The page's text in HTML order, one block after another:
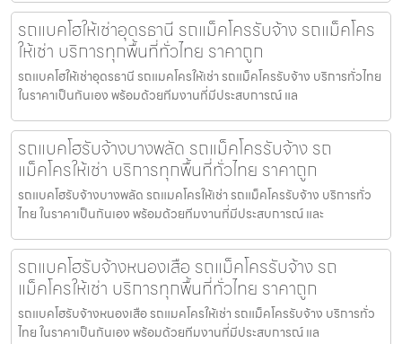
รถแบคโฮให้เช่าอุดรธานี รถแม็คโครรับจ้าง รถแม็คโคร
ให้เช่า บริการทุกพื้นที่ทั่วไทย ราคาถูก
รถแบคโฮให้เช่าอุดรธานี รถแมคโครให้เช่า รถแม็คโครรับจ้าง บริการทั่วไทย
ในราคาเป็นกันเอง พร้อมด้วยทีมงานที่มีประสบการณ์ แล
รถแบคโฮรับจ้างบางพลัด รถแม็คโครรับจ้าง รถ
แม็คโครให้เช่า บริการทุกพื้นที่ทั่วไทย ราคาถูก
รถแบคโฮรับจ้างบางพลัด รถแมคโครให้เช่า รถแม็คโครรับจ้าง บริการทั่ว
ไทย ในราคาเป็นกันเอง พร้อมด้วยทีมงานที่มีประสบการณ์ และ
รถแบคโฮรับจ้างหนองเสือ รถแม็คโครรับจ้าง รถ
แม็คโครให้เช่า บริการทุกพื้นที่ทั่วไทย ราคาถูก
รถแบคโฮรับจ้างหนองเสือ รถแมคโครให้เช่า รถแม็คโครรับจ้าง บริการทั่ว
ไทย ในราคาเป็นกันเอง พร้อมด้วยทีมงานที่มีประสบการณ์ แล